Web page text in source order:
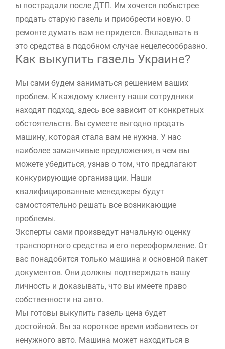
ы пострадали после ДТП. Им хочется побыстрее
продать старую газель и приобрести новую. О
ремонте думать вам не придется. Вкладывать в
это средства в подобном случае нецелесообразно.
Как выкупить газель Украине?
Мы сами будем заниматься решением ваших
проблем. К каждому клиенту наши сотрудники
находят подход, здесь все зависит от конкретных
обстоятельств. Вы сумеете выгодно продать
машину, которая стала вам не нужна. У нас
наиболее заманчивые предложения, в чем вы
можете убедиться, узнав о том, что предлагают
конкурирующие организации. Наши
квалифицированные менеджеры будут
самостоятельно решать все возникающие
проблемы.
Эксперты сами произведут начальную оценку
транспортного средства и его переоформление. От
вас понадобится только машина и основной пакет
документов. Они должны подтверждать вашу
личность и доказывать, что вы имеете право
собственности на авто.
Мы готовы выкупить газель цена будет
достойной. Вы за короткое время избавитесь от
ненужного авто. Машина может находиться в